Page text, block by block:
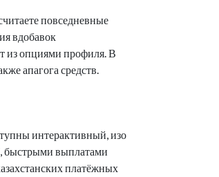
повседневные
вдобавок
из опциями профиля. В
апагога средств.
интерактивный, изо
быстрыми выплатами
платёжных